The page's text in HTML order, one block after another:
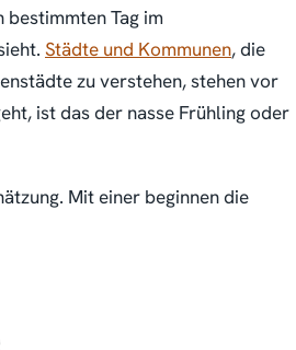
bestimmten Tag im
Städte und Kommunen, die
zu verstehen, stehen vor
ist das der nasse Frühling oder
Mit einer beginnen die